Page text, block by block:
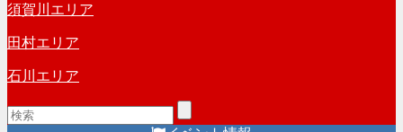
須賀川エリア
田村エリア
石川エリア